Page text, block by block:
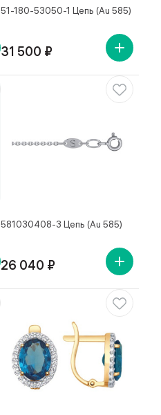
51-180-53050-1 Цепь (Au 585)
31 500 ₽
581030408-3 Цепь (Au 585)
26 040 ₽